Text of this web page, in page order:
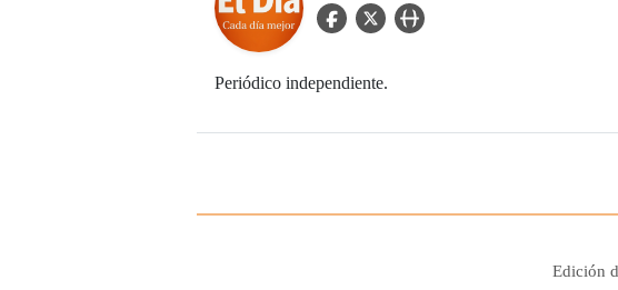
facebook Icon
twitter Iconuser_url Icon
Periódico independiente.
Edición